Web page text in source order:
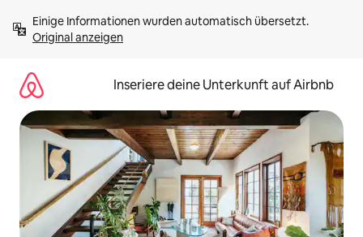
Inhalten
springenOriginal anzeigen
Inseriere deine Unterkunft auf Airbnb